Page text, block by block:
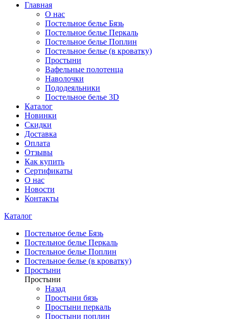
Главная
О нас
Постельное белье Бязь
Постельное белье Перкаль
Постельное белье Поплин
Постельное белье (в кроватку)
Простыни
Вафельные полотенца
Наволочки
Пододеяльники
Постельное белье 3D
Каталог
Новинки
Скидки
Доставка
Оплата
Отзывы
Как купить
Сертификаты
О нас
Новости
Контакты
Каталог
Постельное белье Бязь
Постельное белье Перкаль
Постельное белье Поплин
Постельное белье (в кроватку)
Простыни
Простыни
Назад
Простыни бязь
Простыни перкаль
Простыни поплин